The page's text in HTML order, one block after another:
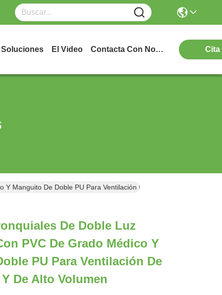
Soluciones El Video Contacta Con Nosotros Cita
Manguito De Doble PU Para Ventilación De Bajo Volumen Y De
De Doble Luz
PVC De Grado Médico Y
PU Para Ventilación De
De Alto Volumen